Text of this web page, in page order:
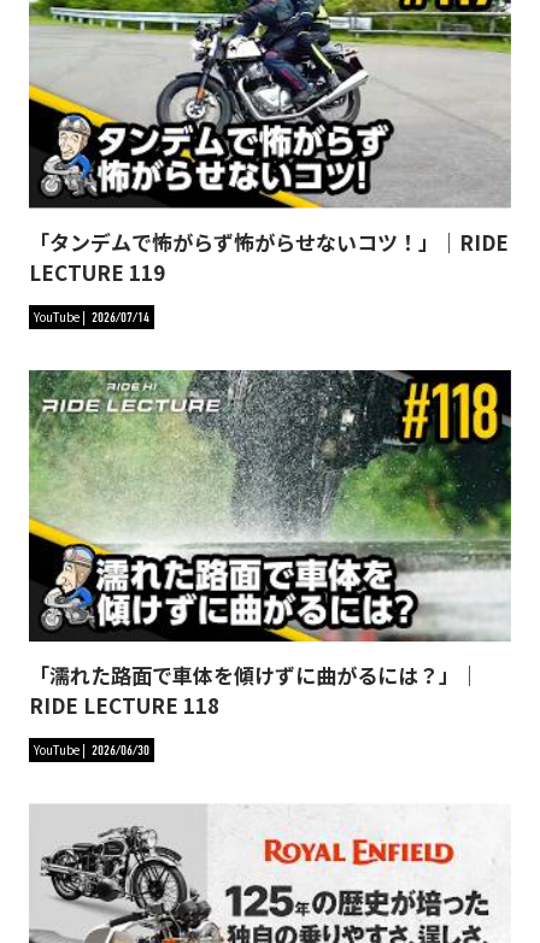
「タンデムで怖がらず怖がらせないコツ！」｜RIDE
LECTURE 119
YouTube 2026/07/14
「濡れた路面で車体を傾けずに曲がるには？」｜
RIDE LECTURE 118
YouTube 2026/06/30